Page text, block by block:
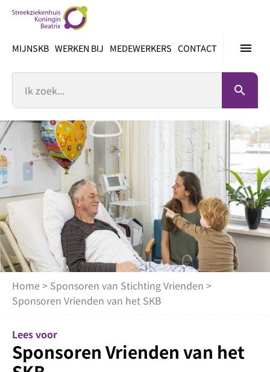
inhoud
menu
MIJNSKB WERKEN BIJ MEDEWERKERS CONTACT
search
Home > Sponsoren van Stichting Vrienden >
Sponsoren Vrienden van het SKB
Lees voor
Sponsoren Vrienden van het